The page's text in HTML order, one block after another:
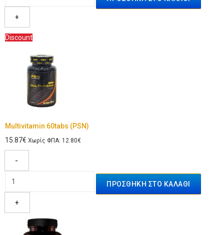
+
Discount
Multivitamin 60tabs (PSN)
15.87€ Χωρίς ΦΠΑ: 12.80€
-
+